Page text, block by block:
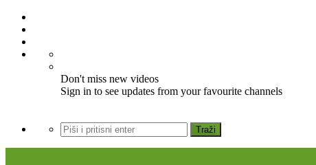
Don't miss new videos
Sign in to see updates from your favourite channels